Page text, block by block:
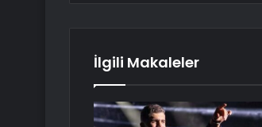
İlgili Makaleler